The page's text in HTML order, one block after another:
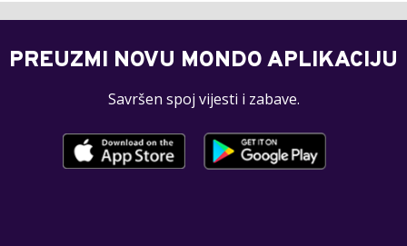
PREUZMI NOVU MONDO APLIKACIJU
Savršen spoj vijesti i zabave.